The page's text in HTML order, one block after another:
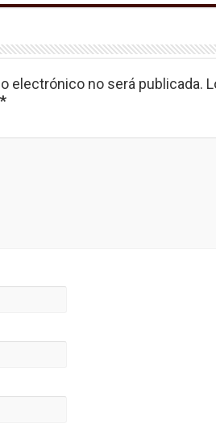
electrónico no será publicada.
*